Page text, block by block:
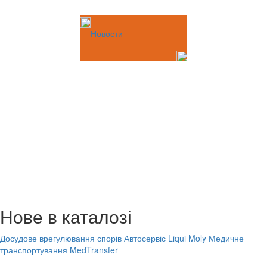
Новости
Нове в каталозі
Досудове врегулювання спорів Автосервіс Liqui Moly Медичне
транспортування MedTransfer